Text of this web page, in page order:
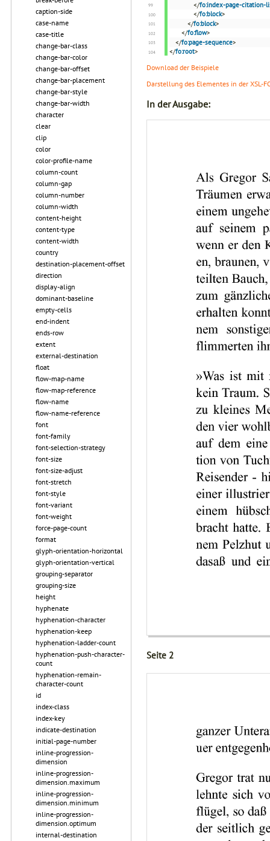
caption-side
case-name
case-title
change-bar-class
change-bar-color
change-bar-offset
change-bar-placement
change-bar-style
change-bar-width
character
clear
clip
color
color-profile-name
column-count
column-gap
column-number
column-width
content-height
content-type
content-width
country
destination-placement-offset
direction
display-align
dominant-baseline
empty-cells
end-indent
ends-row
extent
external-destination
float
flow-map-name
flow-map-reference
flow-name
flow-name-reference
font
font-family
font-selection-strategy
font-size
font-size-adjust
font-stretch
font-style
font-variant
font-weight
force-page-count
format
glyph-orientation-horizontal
glyph-orientation-vertical
grouping-separator
grouping-size
height
hyphenate
hyphenation-character
hyphenation-keep
hyphenation-ladder-count
hyphenation-push-character-
count
hyphenation-remain-
character-count
id
index-class
index-key
indicate-destination
initial-page-number
inline-progression-
dimension
inline-progression-
dimension.maximum
inline-progression-
dimension.minimum
inline-progression-
dimension.optimum
internal-destination
</fo:index-page-citation-
</fo:block>
</fo:block>
</fo:flow>
</fo:page-sequence>
</fo:root>
Download der Beispiele
Darstellung des Elementes in der XSL-
In der Ausgabe:
Seite 2